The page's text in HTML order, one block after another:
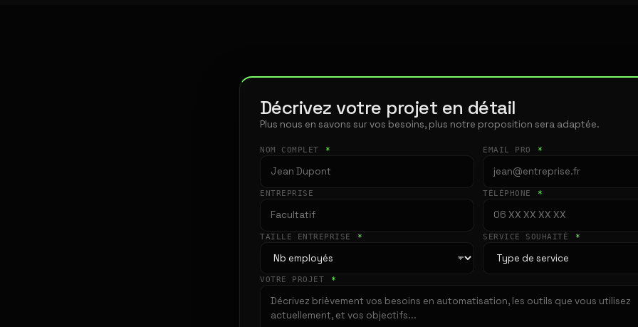
Décrivez votre projet en détail
Plus nous en savons sur vos besoins, plus notre proposition sera adaptée.
NOM COMPLET * EMAIL PRO *
ENTREPRISE TÉLÉPHONE *
TAILLE ENTREPRISE * SERVICE SOUHAITÉ *
VOTRE PROJET *